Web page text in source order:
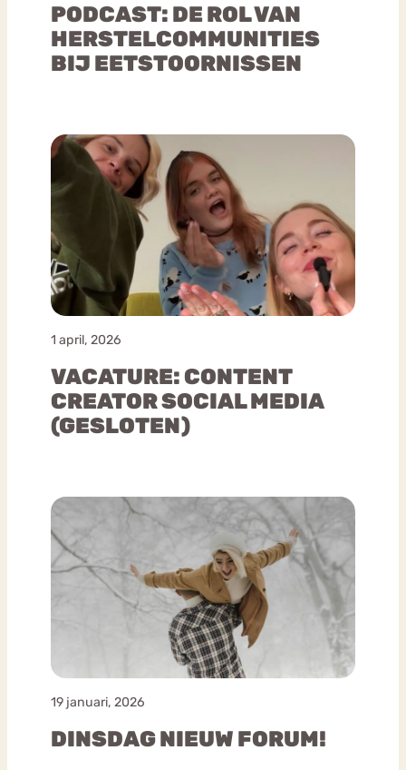
PODCAST: DE ROL VAN
HERSTELCOMMUNITIES
BIJ EETSTOORNISSEN
1 april, 2026
VACATURE: CONTENT
CREATOR SOCIAL MEDIA
(GESLOTEN)
19 januari, 2026
DINSDAG NIEUW FORUM!